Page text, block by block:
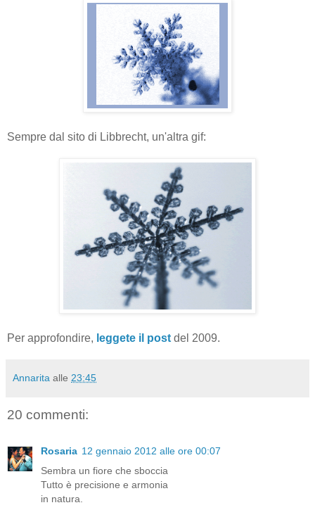
Sempre dal sito di Libbrecht, un'altra gif:
Per approfondire, leggete il post del 2009.
Annarita alle 23:45
20 commenti:
Rosaria 12 gennaio 2012 alle ore 00:07
Sembra un fiore che sboccia
Tutto è precisione e armonia
in natura.